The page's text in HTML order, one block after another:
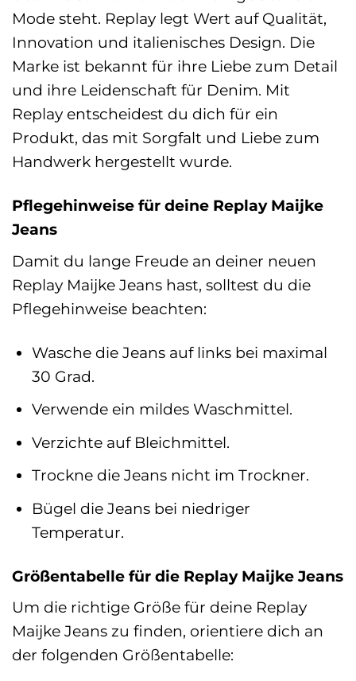
Mode steht. Replay legt Wert auf Qualität,
Innovation und italienisches Design. Die
Marke ist bekannt für ihre Liebe zum Detail
und ihre Leidenschaft für Denim. Mit
Replay entscheidest du dich für ein
Produkt, das mit Sorgfalt und Liebe zum
Handwerk hergestellt wurde.
Pflegehinweise für deine Replay Maijke
Jeans
Damit du lange Freude an deiner neuen
Replay Maijke Jeans hast, solltest du die
Pflegehinweise beachten:
Wasche die Jeans auf links bei maximal
30 Grad.
Verwende ein mildes Waschmittel.
Verzichte auf Bleichmittel.
Trockne die Jeans nicht im Trockner.
Bügel die Jeans bei niedriger
Temperatur.
Größentabelle für die Replay Maijke Jeans
Um die richtige Größe für deine Replay
Maijke Jeans zu finden, orientiere dich an
der folgenden Größentabelle: